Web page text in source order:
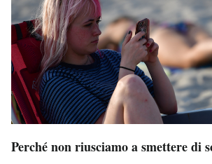
Perché non riusciamo a smettere di